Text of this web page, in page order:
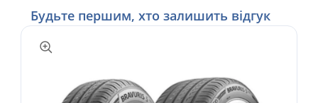
Будьте першим, хто залишить відгук